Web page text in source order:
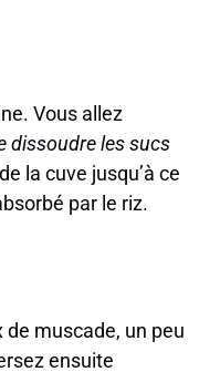
Vous allez
dissoudre les sucs
la cuve jusqu’à ce
par le riz.
muscade, un peu
ensuite